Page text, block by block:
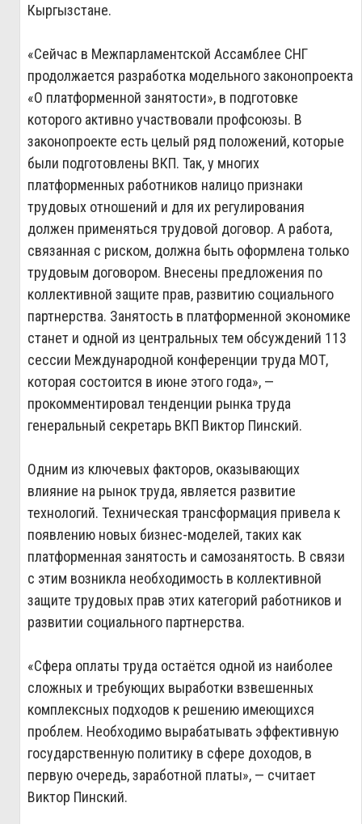
Кыргызстане.
«Сейчас в Межпарламентской Ассамблее СНГ
продолжается разработка модельного законопроекта
«О платформенной занятости», в подготовке
которого активно участвовали профсоюзы. В
законопроекте есть целый ряд положений, которые
были подготовлены ВКП. Так, у многих
платформенных работников налицо признаки
трудовых отношений и для их регулирования
должен применяться трудовой договор. А работа,
связанная с риском, должна быть оформлена только
трудовым договором. Внесены предложения по
коллективной защите прав, развитию социального
партнерства. Занятость в платформенной экономике
станет и одной из центральных тем обсуждений 113
сессии Международной конференции труда МОТ,
которая состоится в июне этого года», —
прокомментировал тенденции рынка труда
генеральный секретарь ВКП Виктор Пинский.
Одним из ключевых факторов, оказывающих
влияние на рынок труда, является развитие
технологий. Техническая трансформация привела к
появлению новых бизнес-моделей, таких как
платформенная занятость и самозанятость. В связи
с этим возникла необходимость в коллективной
защите трудовых прав этих категорий работников и
развитии социального партнерства.
«Сфера оплаты труда остаётся одной из наиболее
сложных и требующих выработки взвешенных
комплексных подходов к решению имеющихся
проблем. Необходимо вырабатывать эффективную
государственную политику в сфере доходов, в
первую очередь, заработной платы», — считает
Виктор Пинский.